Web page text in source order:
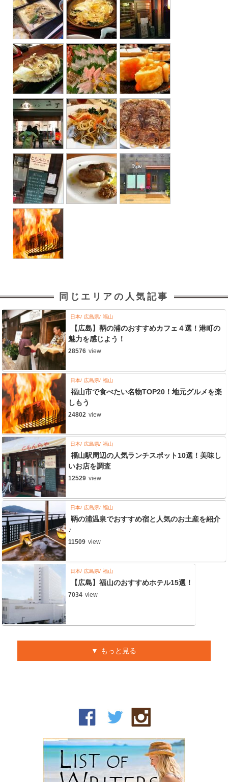
同じエリアの人気記事
日本 広島県 福山
【広島】鞆の浦のおすすめカフェ４選！港町の
魅力を感じよう！
28576 view
日本 広島県 福山
福山市で食べたい名物TOP20！地元グルメを楽
しもう
24802 view
日本 広島県 福山
福山駅周辺の人気ランチスポット10選！美味し
いお店を調査
12529 view
日本 広島県 福山
鞆の浦温泉でおすすめ宿と人気のお土産を紹介
♪
11509 view
日本 広島県 福山
【広島】福山のおすすめホテル15選！
7034 view
もっと見る